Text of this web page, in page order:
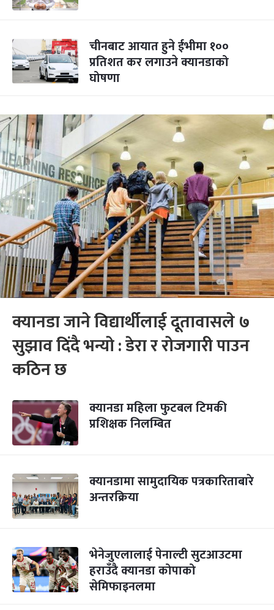
चीनबाट आयात हुने ईभीमा १००
प्रतिशत कर लगाउने क्यानडाको
घोषणा
क्यानडा जाने विद्यार्थीलाई दूतावासले ७
सुझाव दिंदै भन्यो : डेरा र रोजगारी पाउन
कठिन छ
क्यानडा महिला फुटबल टिमकी
प्रशिक्षक निलम्बित
क्यानडामा सामुदायिक पत्रकारिताबारे
अन्तरक्रिया
भेनेजुएलालाई पेनाल्टी सुटआउटमा
हराउँदै क्यानडा कोपाको
सेमिफाइनलमा